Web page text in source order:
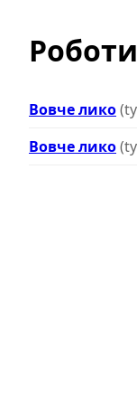
Вовче лико
Вовче лико